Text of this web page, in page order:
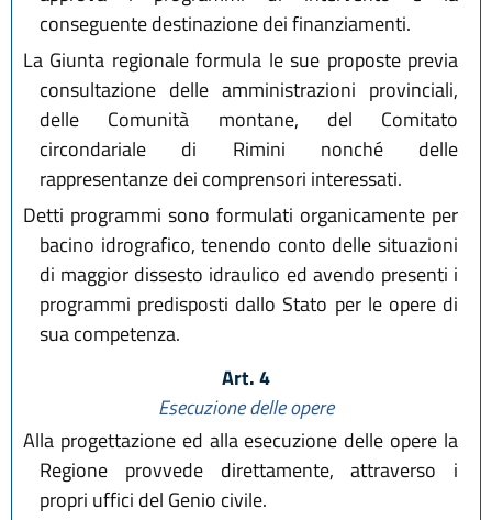
conseguente destinazione dei finanziamenti.
La Giunta regionale formula le sue proposte previa
consultazione delle amministrazioni provinciali,
delle Comunità montane, del Comitato
circondariale di Rimini nonché delle
rappresentanze dei comprensori interessati.
Detti programmi sono formulati organicamente per
bacino idrografico, tenendo conto delle situazioni
di maggior dissesto idraulico ed avendo presenti i
programmi predisposti dallo Stato per le opere di
sua competenza.
Art. 4
Esecuzione delle opere
Alla progettazione ed alla esecuzione delle opere la
Regione provvede direttamente, attraverso i
propri uffici del Genio civile.